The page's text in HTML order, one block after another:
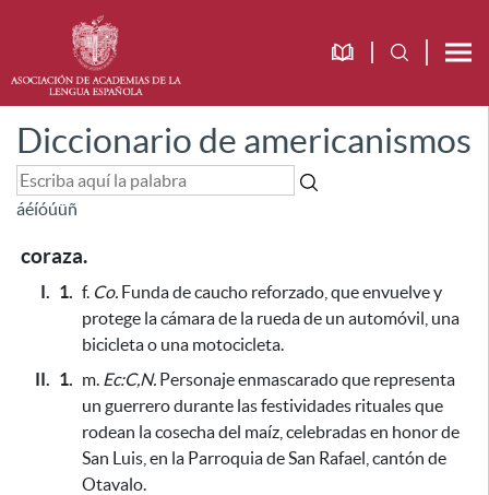
Diccionario de americanismos
áéíóúüñ
coraza.
I. 1. f. Co. Funda de caucho reforzado, que envuelve y
protege la cámara de la rueda de un automóvil, una
bicicleta o una motocicleta.
II. 1. m. Ec:C,N. Personaje enmascarado que representa
un guerrero durante las festividades rituales que
rodean la cosecha del maíz, celebradas en honor de
San Luis, en la Parroquia de San Rafael, cantón de
Otavalo.